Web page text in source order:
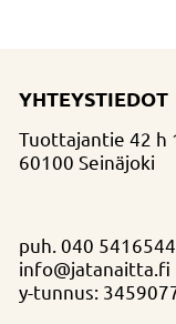
YHTEYSTIEDOT
Tuottajantie 42 h
60100 Seinäjoki
puh. 040 5416544
info@jatanaitta.fi
y-tunnus: